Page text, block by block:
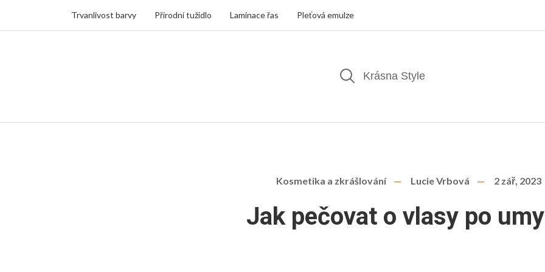
Trvanlivost barvy Přírodní tužidlo Laminace řas Pleťová emulze
Kosmetika a zkrášlování Lucie Vrbová 2 zář, 2023
Jak pečovat o vlasy po